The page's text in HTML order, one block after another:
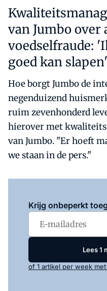
van Jumbo over
voedselfraude:
goed kan slapen'
Hoe borgt Jumbo de
negenduizend
ruim zevenhonderd
hierover met
van Jumbo. "Er hoeft
we staan in de pers."
Krijg onbeperkt
Lees 1
of 1 artikel per week